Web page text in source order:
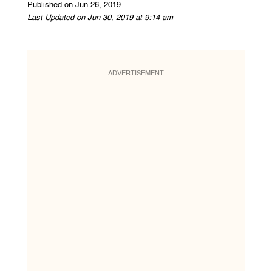
Published on Jun 26, 2019
Last Updated on Jun 30, 2019 at 9:14 am
ADVERTISEMENT